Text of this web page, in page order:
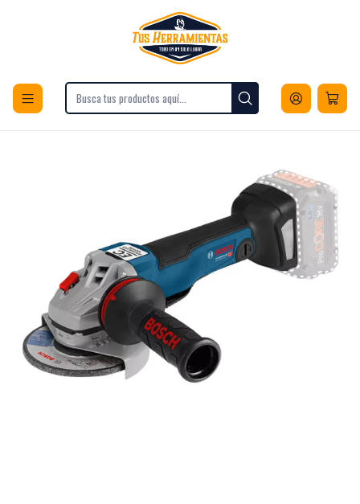
Envios a todo Chile
Herramientas Eléctricas
Esmeril Angular S/B Bosch Gws 18v-10pc Inalambrico 18v